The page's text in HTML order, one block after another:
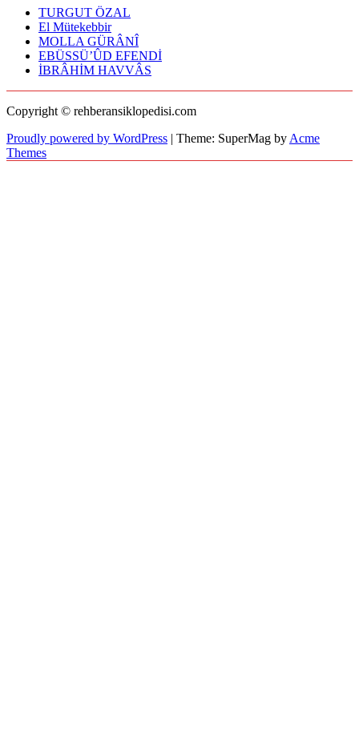
TURGUT ÖZAL
El Mütekebbir
MOLLA GÜRÂNÎ
EBÜSSÜ’ÛD EFENDİ
İBRÂHİM HAVVÂS
Copyright © rehberansiklopedisi.com
Proudly powered by WordPress | Theme: SuperMag by Acme
Themes